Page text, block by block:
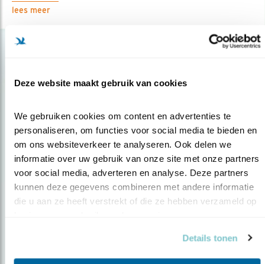
Deze website maakt gebruik van cookies
We gebruiken cookies om content en advertenties te
personaliseren, om functies voor social media te bieden en
om ons websiteverkeer te analyseren. Ook delen we
informatie over uw gebruik van onze site met onze partners
voor social media, adverteren en analyse. Deze partners
kunnen deze gegevens combineren met andere informatie
die u aan ze heeft verstrekt of die ze hebben verzameld op
Details tonen
lees meer
Op de hoogte blijven?
Meld je aan en ontvang nieuws, inspiratie, acties en tips
over vogels en activiteiten van Vogelbescherming.
AANMELDEN VOGELNIEUWS